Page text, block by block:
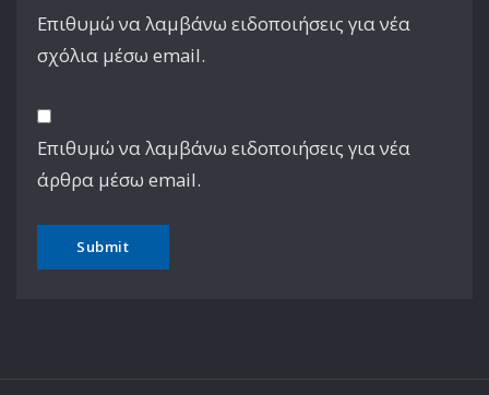
Επιθυμώ να λαμβάνω ειδοποιήσεις για νέα
σχόλια μέσω email.
Επιθυμώ να λαμβάνω ειδοποιήσεις για νέα
άρθρα μέσω email.